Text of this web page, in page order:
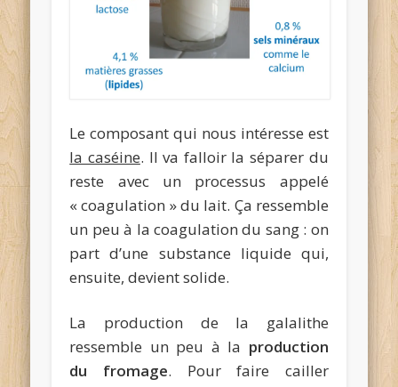
Le composant qui nous intéresse est
la caséine. Il va falloir la séparer du
reste avec un processus appelé
« coagulation » du lait. Ça ressemble
un peu à la coagulation du sang : on
part d’une substance liquide qui,
ensuite, devient solide.
La production de la galalithe
ressemble un peu à la production
du fromage. Pour faire cailler